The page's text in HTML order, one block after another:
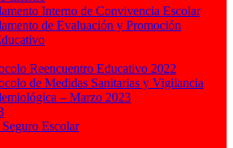
Interno de Convivencia Escolar
de Evaluación y Promoción
Reencuentro Educativo 2022
de Medidas Sanitarias y Vigilancia
– Marzo 2023
Escolar